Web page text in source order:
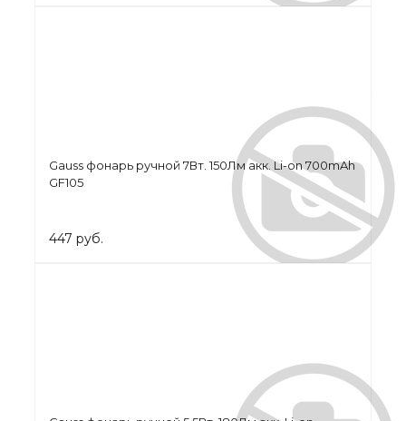
Gauss фонарь ручной 7Вт. 150Лм акк. Li-on 700mAh
GF105
447 руб.